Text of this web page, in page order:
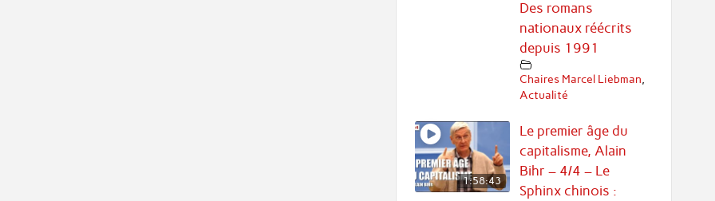
Des romans
nationaux réécrits
depuis 1991
Chaires Marcel Liebman
Actualité
1:58:43
Le premier âge du
capitalisme, Alain
Bihr – 4/4 – Le
Sphinx chinois :